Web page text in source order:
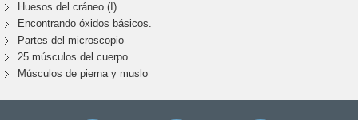
Huesos del cráneo (I)
Encontrando óxidos básicos.
Partes del microscopio
25 músculos del cuerpo
Músculos de pierna y muslo